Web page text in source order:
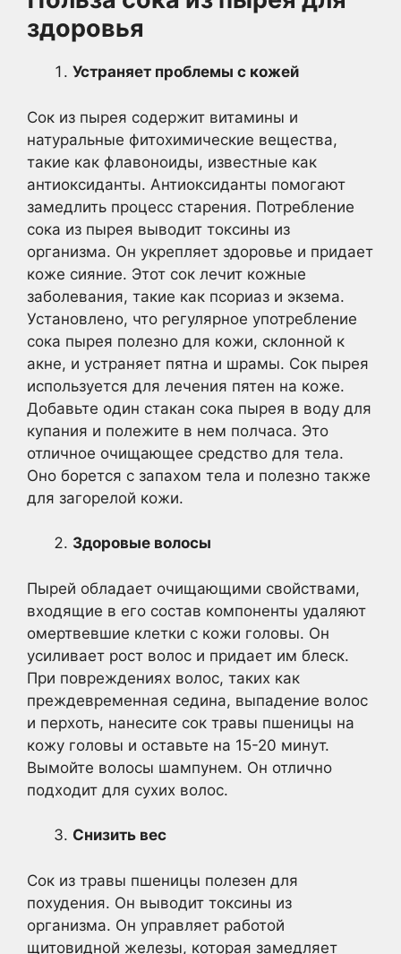
здоровья
Устраняет проблемы с кожей
Сок из пырея содержит витамины и
натуральные фитохимические вещества,
такие как флавоноиды, известные как
антиоксиданты. Антиоксиданты помогают
замедлить процесс старения. Потребление
сока из пырея выводит токсины из
организма. Он укрепляет здоровье и придает
коже сияние. Этот сок лечит кожные
заболевания, такие как псориаз и экзема.
Установлено, что регулярное употребление
сока пырея полезно для кожи, склонной к
акне, и устраняет пятна и шрамы. Сок пырея
используется для лечения пятен на коже.
Добавьте один стакан сока пырея в воду для
купания и полежите в нем полчаса. Это
отличное очищающее средство для тела.
Оно борется с запахом тела и полезно также
для загорелой кожи.
Здоровые волосы
Пырей обладает очищающими свойствами,
входящие в его состав компоненты удаляют
омертвевшие клетки с кожи головы. Он
усиливает рост волос и придает им блеск.
При повреждениях волос, таких как
преждевременная седина, выпадение волос
и перхоть, нанесите сок травы пшеницы на
кожу головы и оставьте на 15-20 минут.
Вымойте волосы шампунем. Он отлично
подходит для сухих волос.
Снизить вес
Сок из травы пшеницы полезен для
похудения. Он выводит токсины из
организма. Он управляет работой
щитовидной железы, которая замедляет